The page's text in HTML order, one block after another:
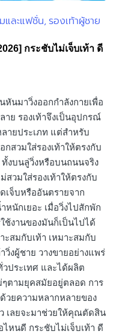
และแฟชั่น รองเท้าผู้ชาย
กระชับไม่เจ็บเท้า ดี
หันมาวิ่งออกกำลังกายเพื่อ
ย รองเท้าจึงเป็นอุปกรณ์
ายประเภท แต่สำหรับ
สวมใส่รองเท้าให้ตรงกับ
ทั้งบนลู่วิ่งหรือบนถนนจริง
สวมใส่รองเท้าให้ตรงกับ
เจ็บหรืออันตรายจาก
หนักเยอะ เมื่อวิ่งไปสักพัก
ช้งานของมันก็เป็นไปได้
ะสมกับเท้า เหมาะสมกับ
งผู้ชาย วางขายอย่างแพร่
ประเทศ และได้ผลิต
ตามยุคสมัยอยู่ตลอด การ
ด้วยความหลากหลายของ
เลยจะมาช่วยให้คุณตัดสิน
ไหนดี กระชับไม่เจ็บเท้า ดี